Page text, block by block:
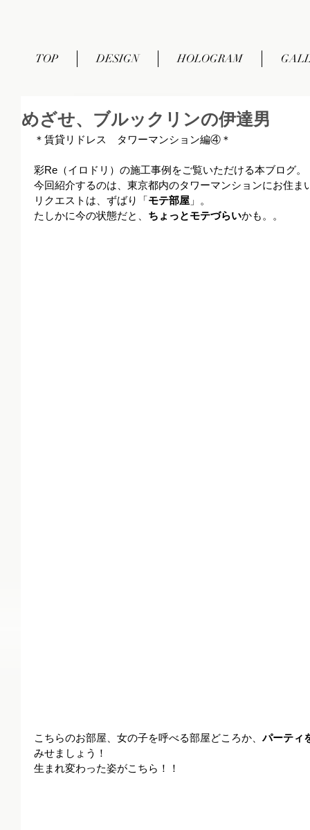
TOP DESIGN HOLOGRAM
めざせ、ブルックリンの伊達男
＊賃貸リドレス　タワーマンション編④＊
彩Re（イロドリ）の施工事例をご覧いただける本ブログ。
今回紹介するのは、東京都内のタワーマンションにお住ま
リクエストは、ずばり「モテ部屋 」。
たしかに今の状態だと、 ちょっとモテづらいかも。。
こちらのお部屋、女の子を呼べる部屋どころか、パーティ
みせましょう！
生まれ変わった姿がこちら！！